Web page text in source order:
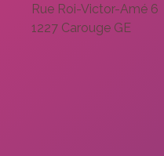
Rue Roi-Victor-Amé 6
1227 Carouge GE